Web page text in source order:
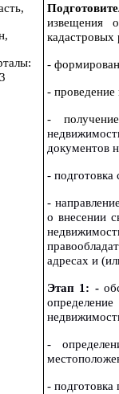
извещения
кадастровых
-
- проведение
-
документов
- подготовка
-
о внесении
адресах и
Этап 1: -
-
- подготовка